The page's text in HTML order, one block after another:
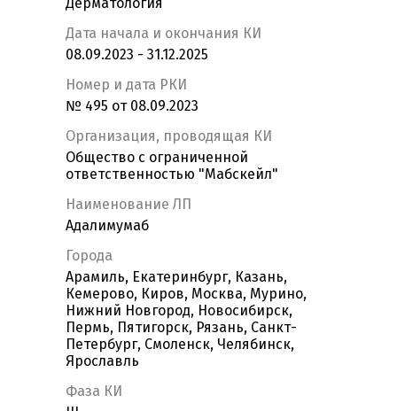
Дерматология
Дата начала и окончания КИ
08.09.2023 - 31.12.2025
Номер и дата РКИ
№ 495 от 08.09.2023
Организация, проводящая КИ
Общество с ограниченной
ответственностью "Мабскейл"
Наименование ЛП
Адалимумаб
Города
Арамиль, Екатеринбург, Казань,
Кемерово, Киров, Москва, Мурино,
Нижний Новгород, Новосибирск,
Пермь, Пятигорск, Рязань, Санкт-
Петербург, Смоленск, Челябинск,
Ярославль
Фаза КИ